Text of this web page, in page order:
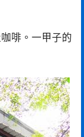
啡。一甲子的